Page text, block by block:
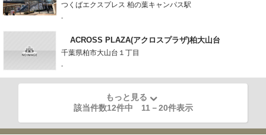
つくばエクスプレス 柏の葉キャンパス駅
-
ACROSS PLAZA(アクロスプラザ)柏大山台
千葉県柏市大山台１丁目
-
もっと見る
該当件数12件中 11－20件表示